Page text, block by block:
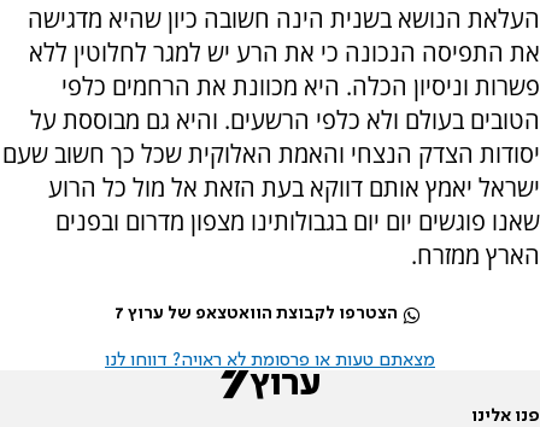
העלאת הנושא בשנית הינה חשובה כיון שהיא מדגישה
את התפיסה הנכונה כי את הרע יש למגר לחלוטין ללא
פשרות וניסיון הכלה. היא מכוונת את הרחמים כלפי
הטובים בעולם ולא כלפי הרשעים. והיא גם מבוססת על
יסודות הצדק הנצחי והאמת האלוקית שכל כך חשוב שעם
ישראל יאמץ אותם דווקא בעת הזאת אל מול כל הרוע
שאנו פוגשים יום יום בגבולותינו מצפון מדרום ובפנים
הארץ ממזרח.
הצטרפו לקבוצת הוואטצאפ של ערוץ 7
מצאתם טעות או פרסומת לא ראויה? דווחו לנו
פנו אלינו